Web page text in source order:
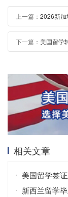
上一篇： 2026新加
下一篇： 美国留学
相关文章
美国留学签
新西兰留学